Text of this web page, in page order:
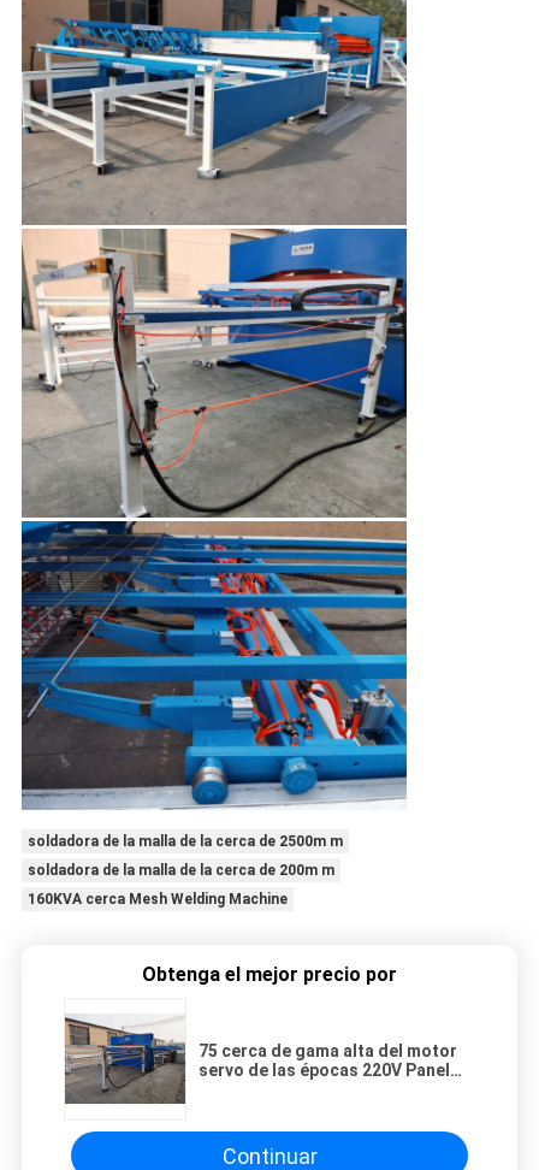
soldadora de la malla de la cerca de 2500m m
soldadora de la malla de la cerca de 200m m
160KVA cerca Mesh Welding Machine
Obtenga el mejor precio por
75 cerca de gama alta del motor
servo de las épocas 220V Panel
Continuar